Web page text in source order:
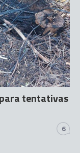
tentativas
6